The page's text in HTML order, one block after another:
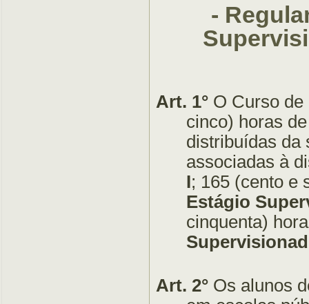
-
Art. 1° O Curso
cinco) horas
distribuídas da
associadas à
I; 165 (cento e
Estágio
cinquenta)
Art. 2° Os alunos